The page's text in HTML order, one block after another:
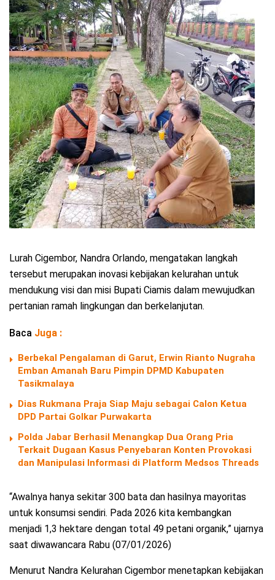
Lurah Cigembor, Nandra Orlando, mengatakan langkah
tersebut merupakan inovasi kebijakan kelurahan untuk
mendukung visi dan misi Bupati Ciamis dalam mewujudkan
pertanian ramah lingkungan dan berkelanjutan.
Baca Juga :
Berbekal Pengalaman di Garut, Erwin Rianto Nugraha
Emban Amanah Baru Pimpin DPMD Kabupaten
Tasikmalaya
Dias Rukmana Praja Siap Maju sebagai Calon Ketua
DPD Partai Golkar Purwakarta
Polda Jabar Berhasil Menangkap Dua Orang Pria
Terkait Dugaan Kasus Penyebaran Konten Provokasi
dan Manipulasi Informasi di Platform Medsos Threads
“Awalnya hanya sekitar 300 bata dan hasilnya mayoritas
untuk konsumsi sendiri. Pada 2026 kita kembangkan
menjadi 1,3 hektare dengan total 49 petani organik,” ujarnya
saat diwawancara Rabu (07/01/2026)
Menurut Nandra Kelurahan Cigembor menetapkan kebijakan